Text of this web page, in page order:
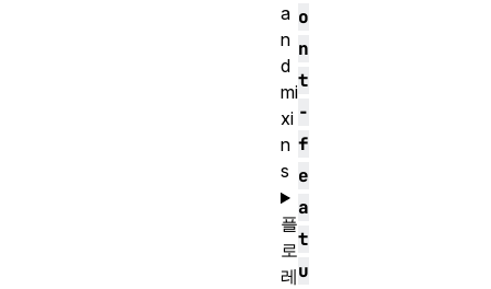
o
n
t
-
f
e
a
t
u
a
n
d
mi
xi
n
s
플
로
레